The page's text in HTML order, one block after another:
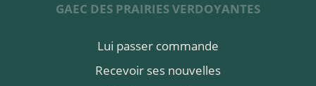
GAEC DES PRAIRIES VERDOYANTES
Lui passer commande
Recevoir ses nouvelles